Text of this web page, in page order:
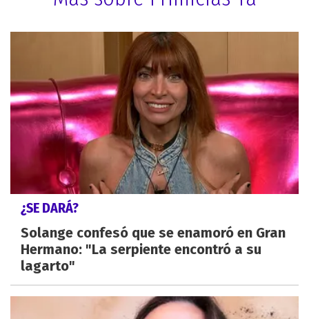
¿SE DARÁ?
Solange confesó que se enamoró en Gran
Hermano: "La serpiente encontró a su
lagarto"